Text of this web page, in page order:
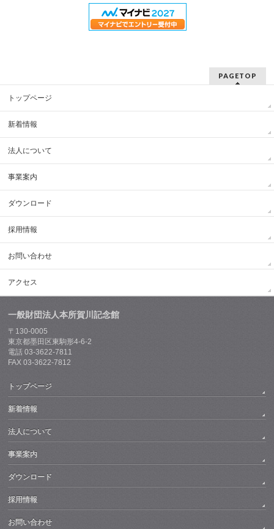
PAGETOP
トップページ
新着情報
法人について
事業案内
ダウンロード
採用情報
お問い合わせ
アクセス
一般財団法人本所賀川記念館
〒130-0005
東京都墨田区東駒形4-6-2
電話 03-3622-7811
FAX 03-3622-7812
トップページ
新着情報
法人について
事業案内
ダウンロード
採用情報
お問い合わせ